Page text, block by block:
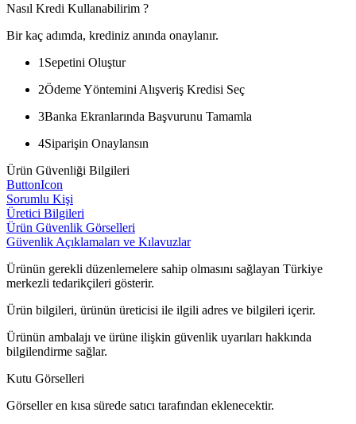
Nasıl Kredi Kullanabilirim ?
Bir kaç adımda, krediniz anında onaylanır.
1 Sepetini Oluştur
2Ödeme Yöntemini Alışveriş Kredisi Seç
3Banka Ekranlarında Başvurunu Tamamla
4Siparişin Onaylansın
Ürün Güvenliği Bilgileri
ButtonIcon
Sorumlu Kişi
Üretici Bilgileri
Ürün Güvenlik Görselleri
Güvenlik Açıklamaları ve Kılavuzlar
Ürünün gerekli düzenlemelere sahip olmasını sağlayan Türkiye
merkezli tedarikçileri gösterir.
Ürün bilgileri, ürünün üreticisi ile ilgili adres ve bilgileri içerir.
Ürünün ambalajı ve ürüne ilişkin güvenlik uyarıları hakkında
bilgilendirme sağlar.
Kutu Görselleri
Görseller en kısa sürede satıcı tarafından eklenecektir.